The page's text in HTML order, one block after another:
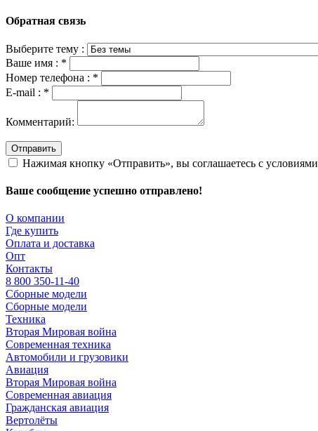
Обратная связь
Выберите тему :
Ваше имя : *
Номер телефона : *
E-mail : *
Комментарий:
Отправить
Нажимая кнопку «Отправить», вы соглашаетесь с условиями
Ваше сообщение успешно отправлено!
О компании
Где купить
Оплата и доставка
Опт
Контакты
8 800 350-11-40
Сборные модели
Сборные модели
Техника
Вторая Мировая война
Современная техника
Автомобили и грузовики
Авиация
Вторая Мировая война
Современная авиация
Гражданская авиация
Вертолёты